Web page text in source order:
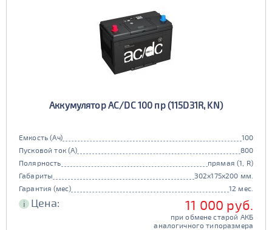
Аккумулятор AC/DC 100 пр (115D31R, KN)
Емкость (Ач)
100
Пусковой ток (А)
800
Полярность
прямая (1, R)
Габариты
302x175x200 мм.
Гарантия (мес)
12 мес.
i Цена: 11 000 руб.
при обмене старой АКБ
аналогичного типоразмера